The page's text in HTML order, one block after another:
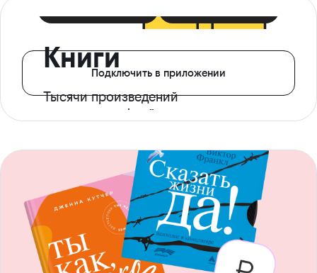
Книги
Тысячи произведений
с доступом офлайн
Подключить в приложении